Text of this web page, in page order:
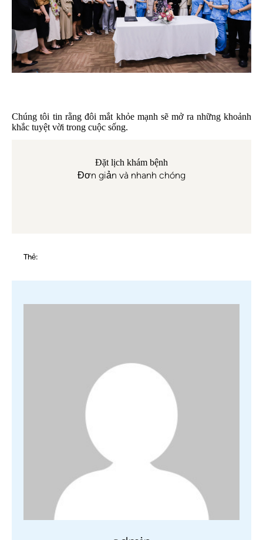
Chúng tôi tin rằng đôi mắt khỏe mạnh sẽ mở ra những khoảnh
khắc tuyệt vời trong cuộc sống.
Đặt lịch khám bệnh
Đơn giản và nhanh chóng
Thẻ: